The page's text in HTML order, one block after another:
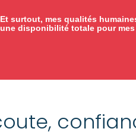
Et surtout, mes qualités
une disponibilité totale pour